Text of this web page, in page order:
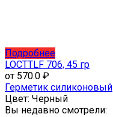
ПодробнееЭтот
товар
несколько
вариаций.
Опции
LOCTTLF 706, 45 гр
от 570.0 ₽
Герметик силиконовый
Цвет: Черный
Вы недавно смотрели: